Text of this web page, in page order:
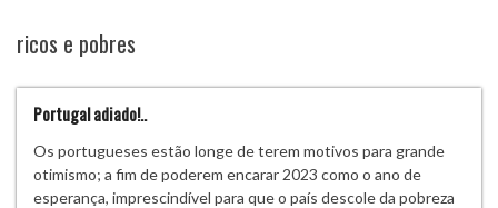
ricos e pobres
Portugal adiado!..
Os portugueses estão longe de terem motivos para grande
otimismo; a fim de poderem encarar 2023 como o ano de
esperança, imprescindível para que o país descole da pobreza